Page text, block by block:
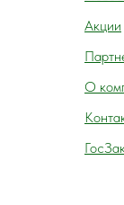
Акции
О